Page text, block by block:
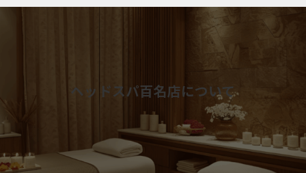
ヘッドスパ百名店について